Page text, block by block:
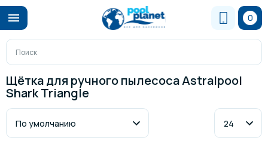
0
Щётка для ручного пылесоса Astralpool
Shark Triangle